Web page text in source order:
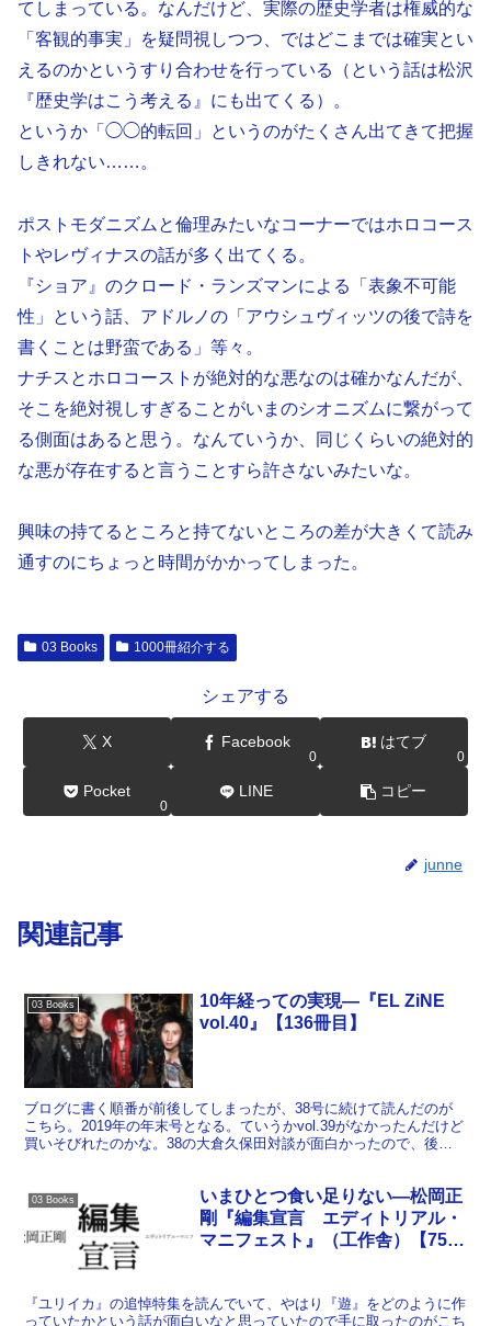
てしまっている。なんだけど、実際の歴史学者は権威的な
「客観的事実」を疑問視しつつ、ではどこまでは確実とい
えるのかというすり合わせを行っている（という話は松沢
『歴史学はこう考える』にも出てくる）。
というか「◯◯的転回」というのがたくさん出てきて把握
しきれない……。
ポストモダニズムと倫理みたいなコーナーではホロコース
トやレヴィナスの話が多く出てくる。
『ショア』のクロード・ランズマンによる「表象不可能
性」という話、アドルノの「アウシュヴィッツの後で詩を
書くことは野蛮である」等々。
ナチスとホロコーストが絶対的な悪なのは確かなんだが、
そこを絶対視しすぎることがいまのシオニズムに繋がって
る側面はあると思う。なんていうか、同じくらいの絶対的
な悪が存在すると言うことすら許さないみたいな。
興味の持てるところと持てないところの差が大きくて読み
通すのにちょっと時間がかかってしまった。
03 Books 1000冊紹介する
シェアする
X Facebook
0
はてブ
0
Pocket
0
LINE コピー
junne
関連記事
03 Books
10年経っての実現―『EL ZiNE
vol.40』【136冊目】
ブログに書く順番が前後してしまったが、38号に続けて読んだのが
こちら。2019年の年末号となる。ていうかvol.39がなかったんだけど
買いそびれたのかな。38の大倉久保田対談が面白かったので、後編
03 Books
いまひとつ食い足りない―松岡正
剛『編集宣言 エディトリアル・
マニフェスト』（工作舎）【75冊
『ユリイカ』の追悼特集を読んでいて、やはり『遊』をどのように作
っていたかという話が面白いなと思っていたので手に取ったのがこち